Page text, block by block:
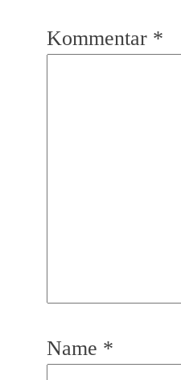
Kommentar *
Name *